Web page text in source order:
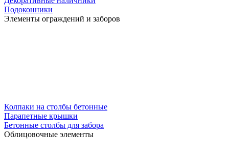
Подоконники
Элементы ограждений и заборов
Колпаки на столбы бетонные
Парапетные крышки
Бетонные столбы для забора
Облицовочные элементы